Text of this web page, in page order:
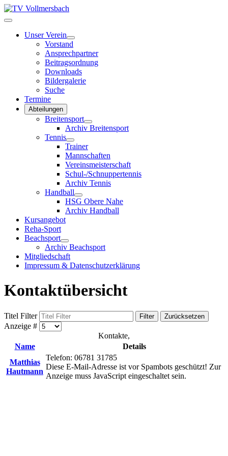
Unser Verein
Vorstand
Ansprechpartner
Beitragsordnung
Downloads
Bildergalerie
Suche
Termine
Abteilungen
Breitensport
Archiv Breitensport
Tennis
Trainer
Mannschaften
Vereinsmeisterschaft
Schul-/Schnuppertennis
Archiv Tennis
Handball
HSG Obere Nahe
Archiv Handball
Kursangebot
Reha-Sport
Beachsport
Archiv Beachsport
Mitgliedschaft
Impressum & Datenschutzerklärung
Kontaktübersicht
Titel Filter Filter Zurücksetzen
Anzeige #
Kontakte,
Name
Details
Matthias
Hautmann
Telefon: 06781 31785
Diese E-Mail-Adresse ist vor Spambots geschützt! Zur
Anzeige muss JavaScript eingeschaltet sein.